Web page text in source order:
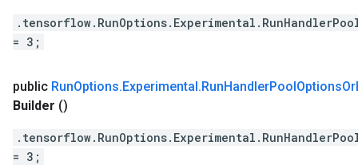
= 3;
public RunOptions.Experimental.RunHandlerPoolOptionsOr
Builder ()
= 3;